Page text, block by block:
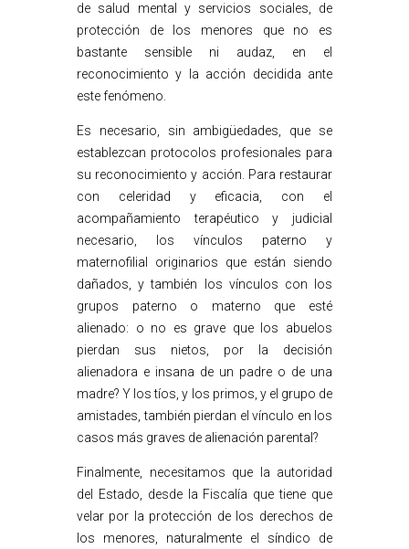
de salud mental y servicios sociales, de
protección de los menores que no es
bastante sensible ni audaz, en el
reconocimiento y la acción decidida ante
este fenómeno.
Es necesario, sin ambigüedades, que se
establezcan protocolos profesionales para
su reconocimiento y acción. Para restaurar
con celeridad y eficacia, con el
acompañamiento terapéutico y judicial
necesario, los vínculos paterno y
maternofilial originarios que están siendo
dañados, y también los vínculos con los
grupos paterno o materno que esté
alienado: o no es grave que los abuelos
pierdan sus nietos, por la decisión
alienadora e insana de un padre o de una
madre? Y los tíos, y los primos, y el grupo de
amistades, también pierdan el vínculo en los
casos más graves de alienación parental?
Finalmente, necesitamos que la autoridad
del Estado, desde la Fiscalía que tiene que
velar por la protección de los derechos de
los menores, naturalmente el síndico de